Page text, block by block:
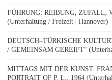
FÜHRUNG: REIBUNG, ZUFALL,
(Unterhaltung / Freizeit | Hannover)
DEUTSCH–TÜRKISCHE
/ GEMEINSAM GEREIFT“
MITTAGS MIT DER KUNST:
PORTRAIT OF P. L., 1964